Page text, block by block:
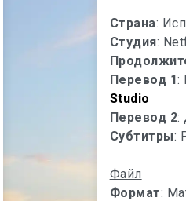
Страна:
Студия:
Перевод 1:
Studio
Перевод 2:
Субтитры:
Файл
Формат: